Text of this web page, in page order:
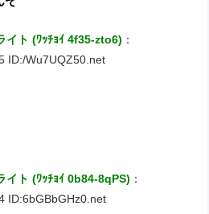
イト (ﾜｯﾁｮｲ 4f35-zto6) ：
ID:/Wu7UQZ50.net
イト (ﾜｯﾁｮｲ 0b84-8qPS) ：
ID:6bGBbGHz0.net